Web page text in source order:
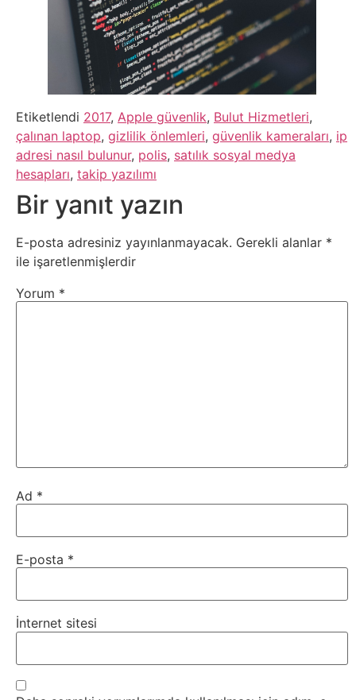
Webmaster
WordPress
Yapay
Zeka
Yemek
Youtube
Etiketlendi 2017, Apple güvenlik, Bulut Hizmetleri,
çalınan laptop, gizlilik önlemleri, güvenlik kameraları, ip
adresi nasıl bulunur, polis, satılık sosyal medya
hesapları, takip yazılımı
Bir yanıt yazın
E-posta adresiniz yayınlanmayacak. Gerekli alanlar *
ile işaretlenmişlerdir
Yorum *
Ad *
E-posta *
İnternet sitesi